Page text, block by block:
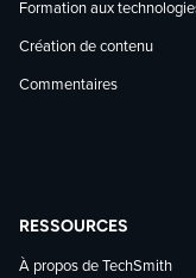
Formation aux
Création de contenu
Commentaires
RESSOURCES
À propos de TechSmith